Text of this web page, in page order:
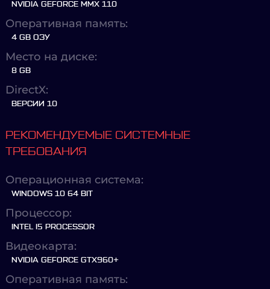
NVIDIA GEFORCE MMX 110
Оперативная память:
4 GB ОЗУ
Место на диске:
8 GB
DirectX:
ВЕРСИИ 10
РЕКОМЕНДУЕМЫЕ СИСТЕМНЫЕ
ТРЕБОВАНИЯ
Операционная система:
WINDOWS 10 64 BIT
Процессор:
INTEL I5 PROCESSOR
Видеокарта:
NVIDIA GEFORCE GTX960+
Оперативная память: